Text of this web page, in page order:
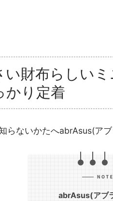
い財布らしい
かり定着
らないかたへabrAsus(アブ
abrAsus(アブ